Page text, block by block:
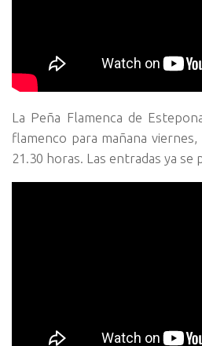
La Peña Flamenca de
flamenco para mañana
21.30 horas. Las entradas ya se